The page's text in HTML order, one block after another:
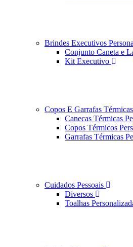
Brindes Executivos
Conjunto Caneta e
Kit Executivo
Copos E Garrafas Térmicas
Canecas Térmicas
Copos Térmicos
Garrafas Térmicas
Cuidados Pessoais
Diversos
Toalhas